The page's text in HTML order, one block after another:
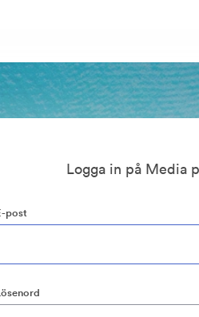
Logga in på Media
post